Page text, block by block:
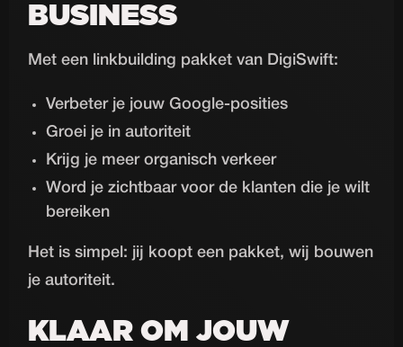
BUSINESS
Met een linkbuilding pakket van DigiSwift:
Verbeter je jouw Google-posities
Groei je in autoriteit
Krijg je meer organisch verkeer
Word je zichtbaar voor de klanten die je wilt
bereiken
Het is simpel: jij koopt een pakket, wij bouwen
je autoriteit.
KLAAR OM JOUW